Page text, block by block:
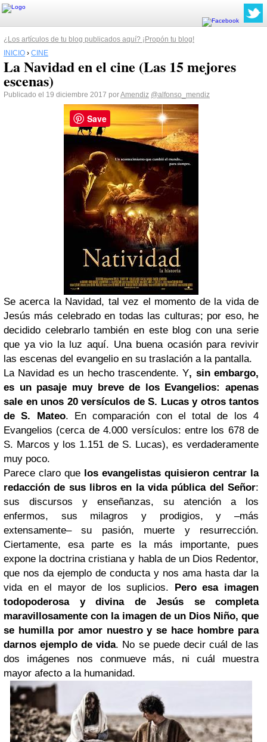
¿Los artículos de tu blog publicados aquí? ¡Propón tu blog!
INICIO › CINE
La Navidad en el cine (Las 15 mejores
escenas)
Publicado el 19 diciembre 2017 porAmendiz @alfonso_mendiz
Se acerca la Navidad, tal vez el momento de la vida de
Jesús más celebrado en todas las culturas; por eso, he
decidido celebrarlo también en este blog con una serie
que ya vio la luz aquí. Una buena ocasión para revivir
las escenas del evangelio en su traslación a la pantalla.
La Navidad es un hecho trascendente.Y, sin embargo,
es un pasaje muy breve de los Evangelios: apenas
sale en unos 20 versículos de S. Lucas y otros tantos
de S. Mateo. En comparación con el total de los 4
Evangelios (cerca de 4.000 versículos: entre los 678 de
S. Marcos y los 1.151 de S. Lucas), es verdaderamente
muy poco.
Parece claro que los evangelistas quisieron centrar la
redacción de sus libros en la vida pública del Señor:
sus discursos y enseñanzas, su atención a los
enfermos, sus milagros y prodigios, y –más
extensamente– su pasión, muerte y resurrección.
Ciertamente, esa parte es la más importante, pues
expone la doctrina cristiana y habla de un Dios Redentor,
que nos da ejemplo de conducta y nos ama hasta dar la
vida en el mayor de los suplicios. Pero esa imagen
todopoderosa y divina de Jesús se completa
maravillosamente con la imagen de un Dios Niño, que
se humilla por amor nuestro y se hace hombre para
darnos ejemplo de vida. No se puede decir cuál de las
dos imágenes nos conmueve más, ni cuál muestra
mayor afecto a la humanidad.
Save